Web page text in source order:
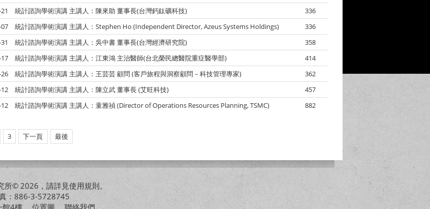
統計諮詢學術演講 主講人：陳來助 董事長(台灣鈣鈦礦科技)
336
統計諮詢學術演講 主講人：Stephen Ho (Independent Director, Azeus Systems Holdings)
336
統計諮詢學術演講 主講人：吳中書 董事長(台灣經濟研究院)
358
統計諮詢學術演講 主講人：江東鴻 主治醫師(台北榮民總醫院重症醫學部)
414
統計諮詢學術演講 主講人：王芸芸 顧問 (客戶旅程與洞察顧問－科技管理專家)
362
統計諮詢學術演講 主講人：陳立武 董事長 (艾旺科技)
457
統計諮詢學術演講 主講人：童雅禎 (Director of Operations Resources Planning, TSMC) 882
3 下一頁 最後
所© 2026，請詳見使用規則。
：886-3-5728745